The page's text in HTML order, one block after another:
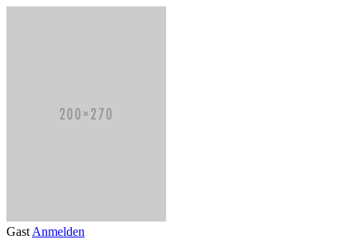
Gast Anmelden